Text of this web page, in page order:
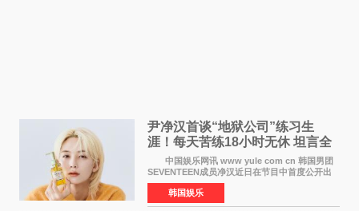
尹净汉首谈“地狱公司”练习生
涯！每天苦练18小时无休 坦言全
靠成员撑过来
中国娱乐网讯 www yule com cn 韩国男团
SEVENTEEN成员净汉近日在节目中首度公开出
道前的残酷练习生经历，并提及经纪公司Pledis
娱乐，引发广泛关注。 在8月2日播出的日本
TBS综艺节目《周
韩国娱乐